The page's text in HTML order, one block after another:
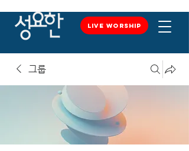
LIVE WORSHIP
LIVE WORSHIP
그룹